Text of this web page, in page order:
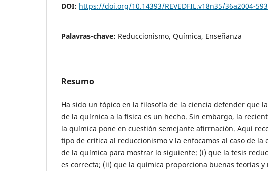
DOI: https://doi.org/10.14393/REVEDFIL.v18n35/36a2004-593
Palavras-chave: Reduccionismo, Química, Enseñanza
Resumo
Ha sido un tópico en la filosofía de la ciencia defender que
de la quírnica a la física es un hecho. Sin embargo, la
la química pone en cuestión semejante afirrnación. Aquí
tipo de crítica al reduccionismo v la enfocamos al caso de la
de la química para mostrar lo siguiente: (i) que la tesis
es correcta; (ii) que la química proporciona buenas teorías y